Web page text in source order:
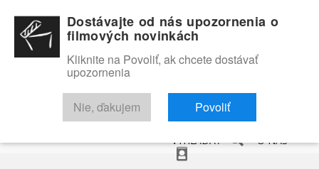
RECENZIE TRAILERY FILMOVÁ DATABÁZA
VYHĽADAŤ O NÁS
Dostávajte od nás upozornenia o
filmových novinkách
Kliknite na Povoliť, ak chcete dostávať
upozornenia
Nie, ďakujem Povoliť